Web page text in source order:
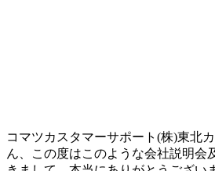
コマツカスタマーサポート(株)東北
ん、この度はこのような会社説明会